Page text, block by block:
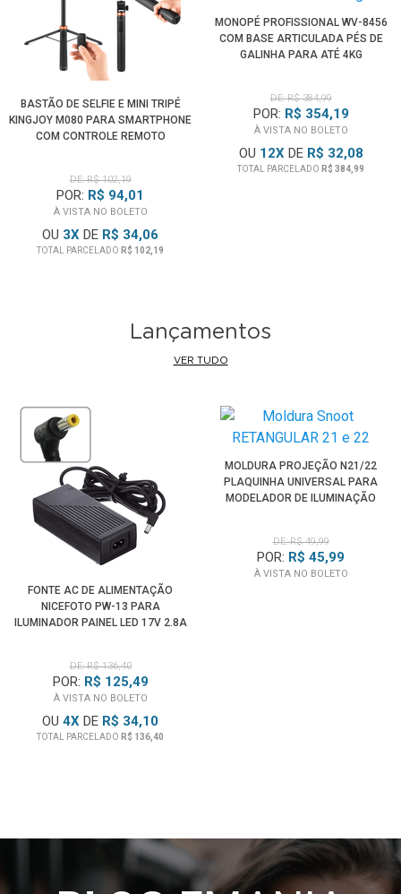
BASTÃO DE SELFIE E MINI TRIPÉ
KINGJOY M080 PARA SMARTPHONE
COM CONTROLE REMOTO
DE: R$ 102,19
POR: R$ 94,01
À VISTA NO BOLETO
OU 3X DE R$ 34,06
TOTAL PARCELADO R$ 102,19
MONOPÉ PROFISSIONAL WV-8456
COM BASE ARTICULADA PÉS DE
GALINHA PARA ATÉ 4KG
DE: R$ 384,99
POR: R$ 354,19
À VISTA NO BOLETO
OU 12XDE R$ 32,08
TOTAL PARCELADO R$ 384,99
Lançamentos
VER TUDO
FONTE AC DE ALIMENTAÇÃO
NICEFOTO PW-13 PARA
ILUMINADOR PAINEL LED 17V 2.8A
DE: R$ 136,40
POR: R$ 125,49
À VISTA NO BOLETO
OU 4X DE R$ 34,10
TOTAL PARCELADO R$ 136,40
MOLDURA PROJEÇÃO N21/22
PLAQUINHA UNIVERSAL PARA
MODELADOR DE ILUMINAÇÃO
DE: R$ 49,99
POR: R$ 45,99
À VISTA NO BOLETO